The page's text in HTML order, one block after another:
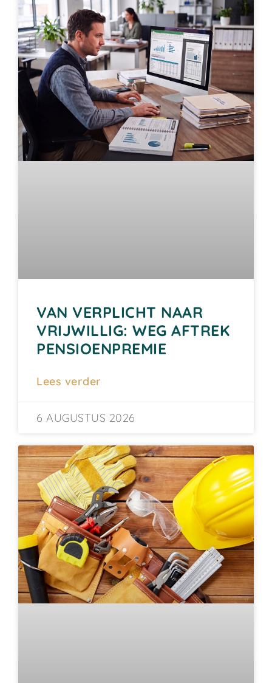
VAN VERPLICHT NAAR
VRIJWILLIG: WEG AFTREK
PENSIOENPREMIE
Lees verder
6 AUGUSTUS 2026